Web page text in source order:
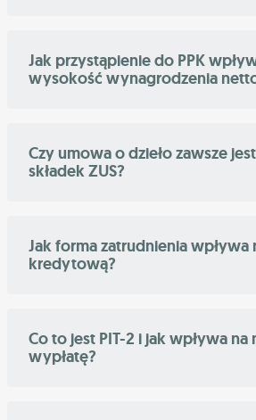
Jak przystąpienie do PPK
wysokość wynagrodzenia
Czy umowa o dzieło zawsze
składek ZUS?
Jak forma zatrudnienia wpływa
kredytową?
Co to jest PIT-2 i jak wpływa na
wypłatę?